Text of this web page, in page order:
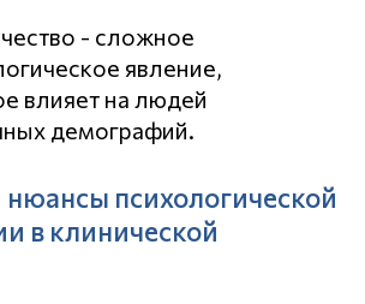
- сложное
явление,
влияет на людей
демографий.
психологической
в клинической